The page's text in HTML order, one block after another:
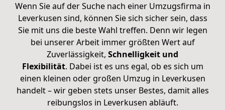
Wenn Sie auf der Suche nach einer Umzugsfirma in
Leverkusen sind, können Sie sich sicher sein, dass
Sie mit uns die beste Wahl treffen. Denn wir legen
bei unserer Arbeit immer größten Wert auf
Zuverlässigkeit, Schnelligkeit und
Flexibilität. Dabei ist es uns egal, ob es sich um
einen kleinen oder großen Umzug in Leverkusen
handelt – wir geben stets unser Bestes, damit alles
reibungslos in Leverkusen abläuft.